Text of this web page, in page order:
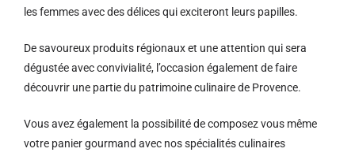
les femmes avec des délices qui exciteront leurs papilles.
De savoureux produits régionaux et une attention qui sera
dégustée avec convivialité, l’occasion également de faire
découvrir une partie du patrimoine culinaire de Provence.
Vous avez également la possibilité de composez vous même
votre panier gourmand avec nos spécialités culinaires